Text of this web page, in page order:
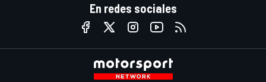
En redes sociales